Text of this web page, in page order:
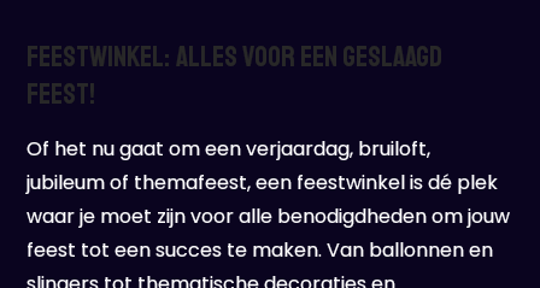
Feestwinkel: Alles voor een Geslaagd
Feest!
Of het nu gaat om een verjaardag, bruiloft,
jubileum of themafeest, een feestwinkel is dé plek
waar je moet zijn voor alle benodigdheden om jouw
feest tot een succes te maken. Van ballonnen en